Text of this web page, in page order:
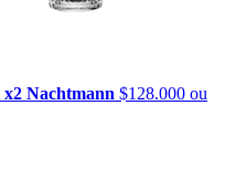
x2 Nachtmann $128.000 ou